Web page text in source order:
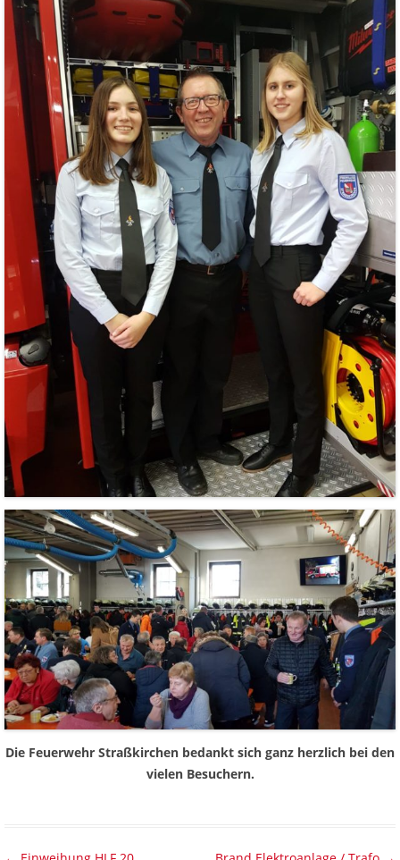
Die Feuerwehr Straßkirchen bedankt sich ganz herzlich bei den
vielen Besuchern.